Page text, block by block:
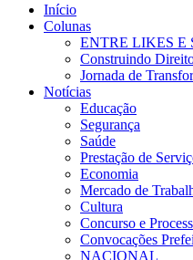
Início
Colunas
ENTRE LIKES E
Construindo
Jornada de
Notícias
Educação
Segurança
Saúde
Prestação de
Economia
Mercado de
Cultura
Concurso e
Convocações
NACIONAL